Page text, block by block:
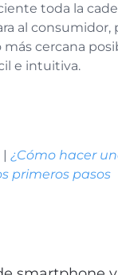
toda la
al consumidor,
cercana
e intuitiva.
¿Cómo hacer
primeros pasos